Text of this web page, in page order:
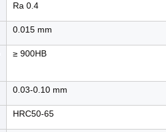
Ra 0.4
0.015 mm
≥ 900HB
0.03-0.10 mm
HRC50-65